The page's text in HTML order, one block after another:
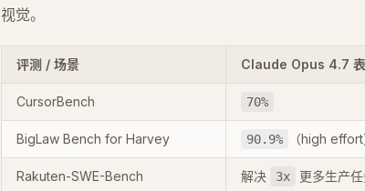
视觉。
评测 / 场景 Claude Opus 4.7
CursorBench 70%
BigLaw Bench for Harvey 90.9% （high effort
Rakuten-SWE-Bench 解决 3x 更多生产